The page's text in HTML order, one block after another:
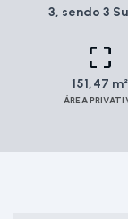
3, sendo 3
151,47 m²
ÁREA